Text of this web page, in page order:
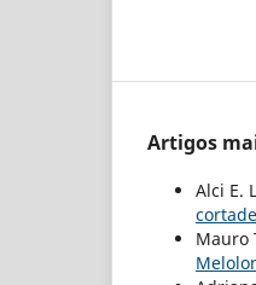
Artigos
Alci E.
Mauro